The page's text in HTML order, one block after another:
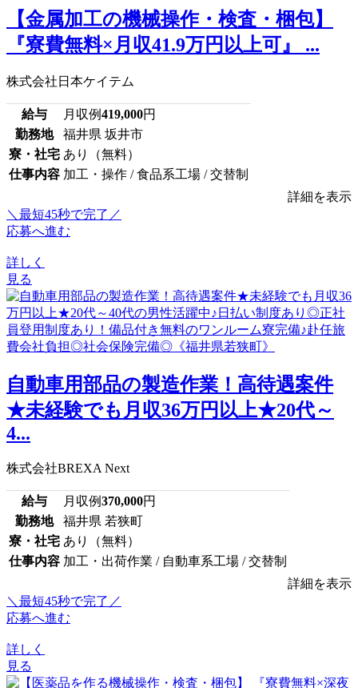
【金属加工の機械操作・検査・梱包】
『寮費無料×月収41.9万円以上可』 ...
株式会社日本ケイテム
給与 月収例419,000円
勤務地
福井県 坂井市
寮・社宅 あり（無料）
仕事内容 加工・操作 / 食品系工場 / 交替制
詳細を表示
＼最短45秒で完了／
応募へ進む
詳しく
見る
自動車用部品の製造作業！高待遇案件
★未経験でも月収36万円以上★20代～
4...
株式会社BREXA Next
給与 月収例370,000円
勤務地
福井県 若狭町
寮・社宅 あり（無料）
仕事内容 加工・出荷作業 / 自動車系工場 / 交替制
詳細を表示
＼最短45秒で完了／
応募へ進む
詳しく
見る